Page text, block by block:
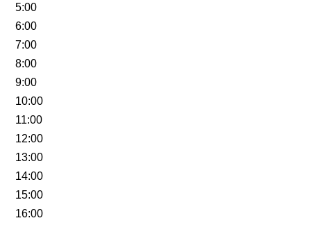
5:00
6:00
7:00
8:00
9:00
10:00
11:00
12:00
13:00
14:00
15:00
16:00